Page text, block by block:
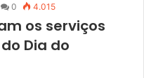
0 4.015
os serviços
Dia do